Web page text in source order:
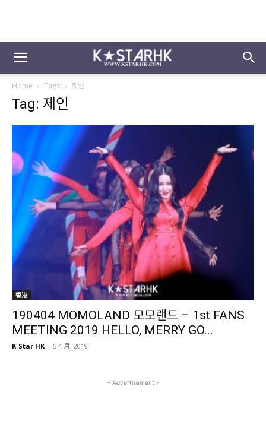
Home Tags 제인
Tag: 제인
香港
190404 MOMOLAND 모모랜드 – 1st FANS
MEETING 2019 HELLO, MERRY GO...
K-Star HK - 5 4 月, 2019
- Advertisement -